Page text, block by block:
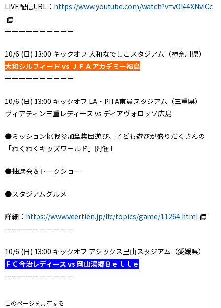
LIVE配信URL： https://www.youtube.com/watch?v=vOl44XNvICc
ーーーーーーーーーー
10/6 (日) 13:00 キックオフ 大和なでしこスタジアム（神奈川県）
大和シルフィード vs ＪＦＡアカデミー福島
ーーーーーーーーーー
10/6 (日) 13:00 キックオフ LA・PITA東員スタジアム（三重県）
ヴィアティン三重レディース vs ディアヴォロッソ広島
●ミッション挑戦参加型集団遊び、子ども遊びが盛りだくさんの
「わくわくキッズワールド」開催！
●抽選会＆トークショー
●スタジアムグルメ
詳細： https://www.veertien.jp/lfc/topics/game/11264.html
ーーーーーーーーーー
10/6 (日) 13:00 キックオフ アシックス里山スタジアム（愛媛県）
ＦＣ今治レディース vs 岡山湯郷Ｂｅｌｌｅ
ーーーーーーーーーー
このページを共有する